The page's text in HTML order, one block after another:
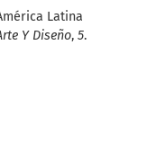
Latina
Y Diseño, 5.